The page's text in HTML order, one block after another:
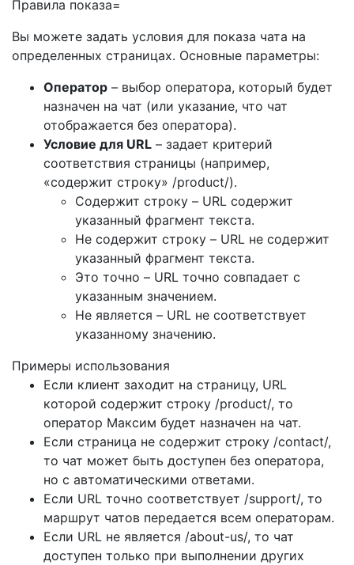
Правила показа=
Вы можете задать условия для показа чата на
определенных страницах. Основные параметры:
Оператор – выбор оператора, который будет
назначен на чат (или указание, что чат
отображается без оператора).
Условие для URL – задает критерий
соответствия страницы (например,
«содержит строку» /product/).
Содержит строку – URL содержит
указанный фрагмент текста.
Не содержит строку – URL не содержит
указанный фрагмент текста.
Это точно – URL точно совпадает с
указанным значением.
Не является – URL не соответствует
указанному значению.
Примеры использования
Если клиент заходит на страницу, URL
которой содержит строку /product/, то
оператор Максим будет назначен на чат.
Если страница не содержит строку /contact/,
то чат может быть доступен без оператора,
но с автоматическими ответами.
Если URL точно соответствует /support/, то
маршрут чатов передается всем операторам.
Если URL не является /about-us/, то чат
доступен только при выполнении других